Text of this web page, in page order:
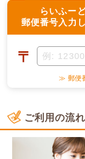
らいふー
郵便番号入力
〒
≫ 郵便
ご利用の流れ